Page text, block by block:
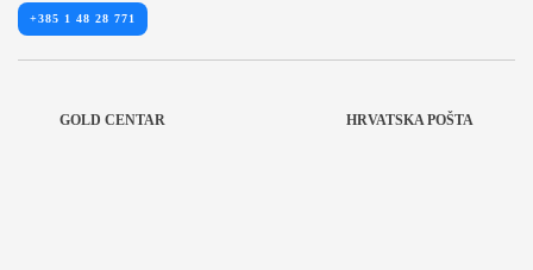
+385 1 48 28 771
GOLD CENTAR HRVATSKA POŠTA